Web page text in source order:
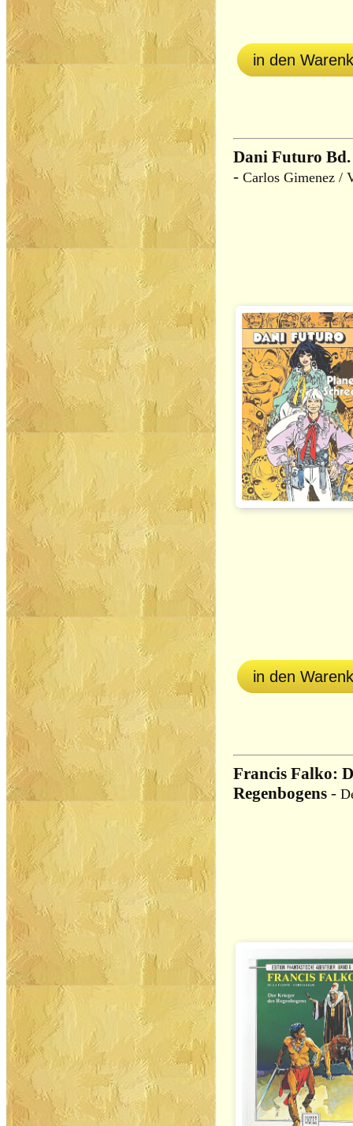
in den
Dani Futuro Bd.
- Carlos Gimenez /
in den
Francis Falko:
Regenbogens -